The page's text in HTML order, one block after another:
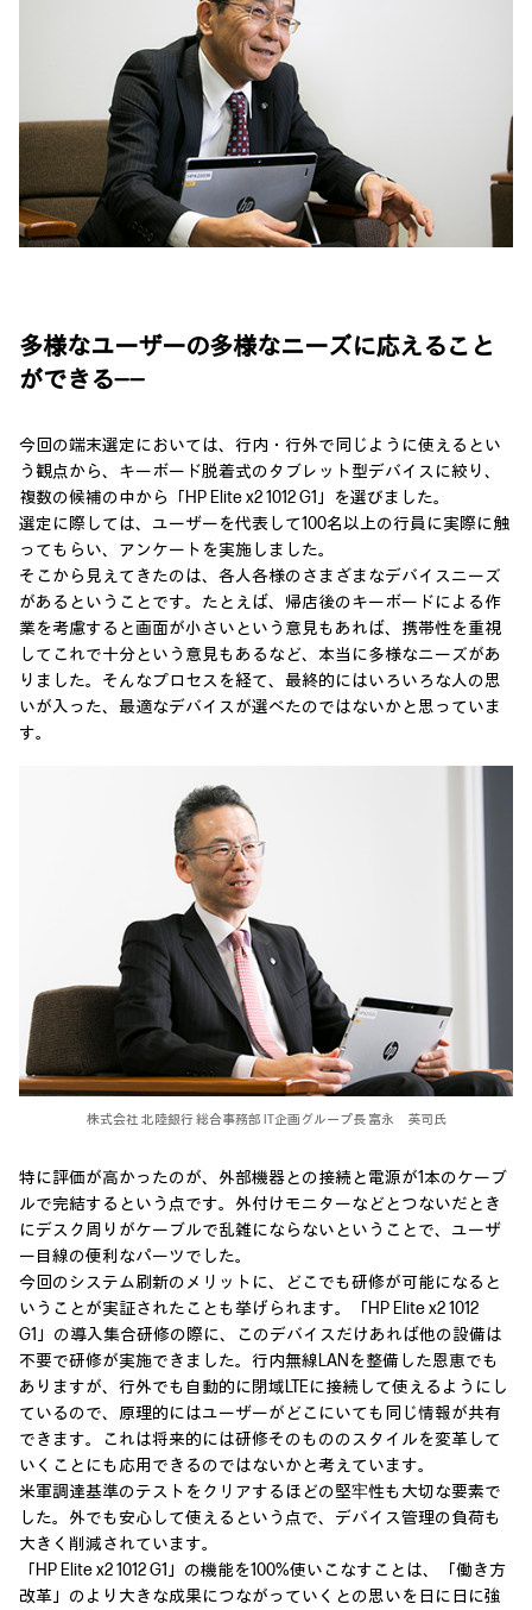
多様なユーザーの多様なニーズに応えること
ができる――
今回の端末選定においては、行内・行外で同じように使えるとい
う観点から、キーボード脱着式のタブレット型デバイスに絞り、
複数の候補の中から「HP Elite x2 1012 G1」を選びました。
選定に際しては、ユーザーを代表して100名以上の行員に実際に触
ってもらい、アンケートを実施しました。
そこから見えてきたのは、各人各様のさまざまなデバイスニーズ
があるということです。たとえば、帰店後のキーボードによる作
業を考慮すると画面が小さいという意見もあれば、携帯性を重視
してこれで十分という意見もあるなど、本当に多様なニーズがあ
りました。そんなプロセスを経て、最終的にはいろいろな人の思
いが入った、最適なデバイスが選べたのではないかと思っていま
す。
株式会社 北陸銀行 総合事務部 IT企画グループ長 富永 英司氏
特に評価が高かったのが、外部機器との接続と電源が1本のケーブ
ルで完結するという点です。外付けモニターなどとつないだとき
にデスク周りがケーブルで乱雑にならないということで、ユーザ
ー目線の便利なパーツでした。
今回のシステム刷新のメリットに、どこでも研修が可能になると
いうことが実証されたことも挙げられます。「HP Elite x2 1012
G1」の導入集合研修の際に、このデバイスだけあれば他の設備は
不要で研修が実施できました。行内無線LANを整備した恩恵でも
ありますが、行外でも自動的に閉域LTEに接続して使えるようにし
ているので、原理的にはユーザーがどこにいても同じ情報が共有
できます。これは将来的には研修そのもののスタイルを変革して
いくことにも応用できるのではないかと考えています。
米軍調達基準のテストをクリアするほどの堅牢性も大切な要素で
した。外でも安心して使えるという点で、デバイス管理の負荷も
大きく削減されています。
「HP Elite x2 1012 G1」の機能を100%使いこなすことは、「働き方
改革」のより大きな成果につながっていくとの思いを日に日に強